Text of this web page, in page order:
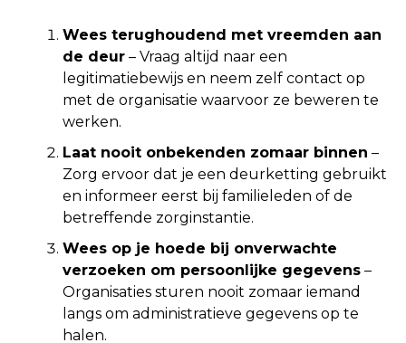
Wees terughoudend met vreemden aan
de deur– Vraag altijd naar een
legitimatiebewijs en neem zelf contact op
met de organisatie waarvoor ze beweren te
werken.
Laat nooit onbekenden zomaar binnen –
Zorg ervoor dat je een deurketting gebruikt
en informeer eerst bij familieleden of de
betreffende zorginstantie.
Wees op je hoede bij onverwachte
verzoeken om persoonlijke gegevens–
Organisaties sturen nooit zomaar iemand
langs om administratieve gegevens op te
halen.